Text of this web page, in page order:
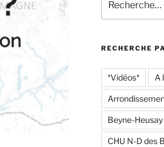
pour
:
RECHERCHE
*Vidéos* A
Beyne-Heusay
CHU N-D des